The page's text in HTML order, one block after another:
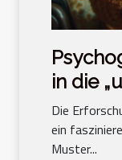
in die
Die
ein
Muster...